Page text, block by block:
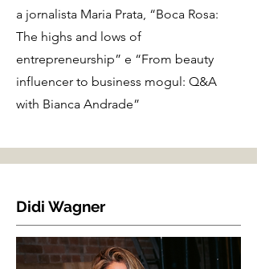
a jornalista Maria Prata, “Boca Rosa:
The highs and lows of
entrepreneurship” e “From beauty
influencer to business mogul: Q&A
with Bianca Andrade”
Didi Wagner